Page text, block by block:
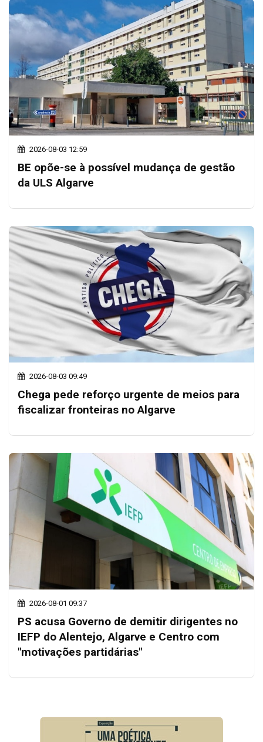
2026-08-03 12:59
BE opõe-se à possível mudança de gestão
da ULS Algarve
2026-08-03 09:49
Chega pede reforço urgente de meios para
fiscalizar fronteiras no Algarve
2026-08-01 09:37
PS acusa Governo de demitir dirigentes no
IEFP do Alentejo, Algarve e Centro com
"motivações partidárias"